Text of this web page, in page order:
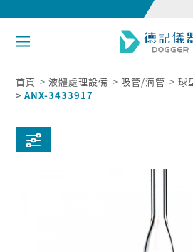
首頁 液體處理設備 吸管/滴管 球
ANX-3433917